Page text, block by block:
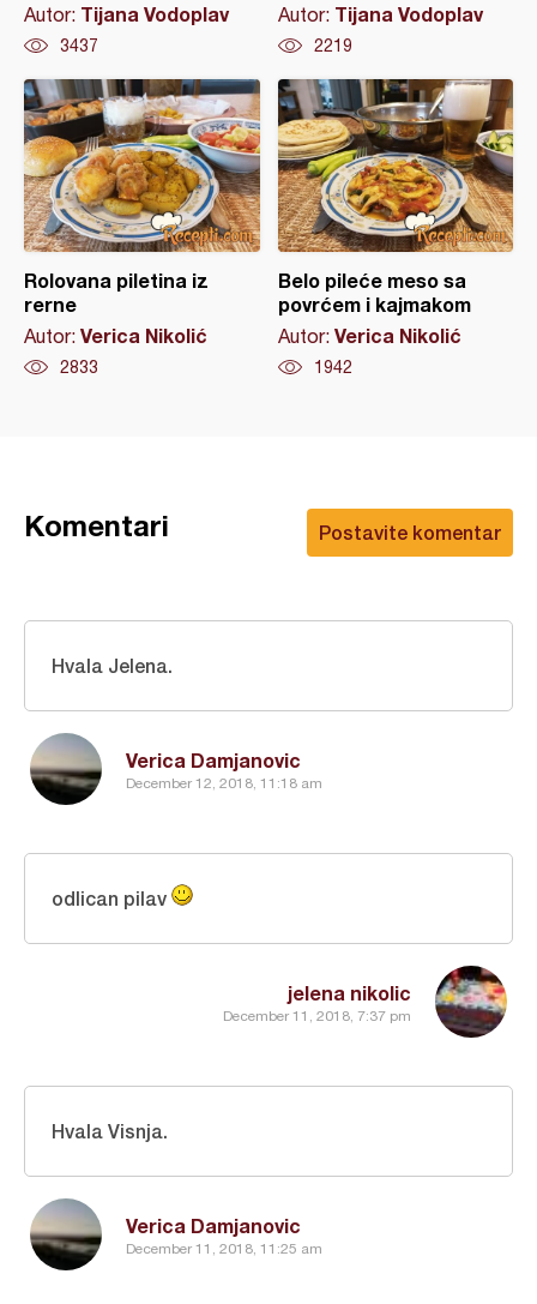
Autor: Tijana Vodoplav
3437
Autor: Tijana Vodoplav
2219
Rolovana piletina iz
rerne
Autor: Verica Nikolić
2833
Belo pileće meso sa
povrćem i kajmakom
Autor: Verica Nikolić
1942
Postavite komentar
Komentari
Verica Damjanovic
December 12, 2018, 11:18 am
Hvala Jelena.
jelena nikolic
December 11, 2018, 7:37 pm
odlican pilav
Verica Damjanovic
December 11, 2018, 11:25 am
Hvala Visnja.